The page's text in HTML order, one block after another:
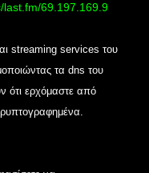
69.197.169.9
streaming services του
τα dns του
ότι ερχόμαστε από